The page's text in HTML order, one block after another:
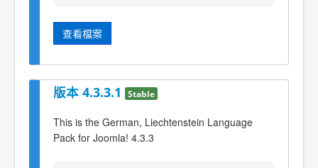
查看檔案
版本 4.3.3.1 Stable
This is the German, Liechtenstein Language
Pack for Joomla! 4.3.3